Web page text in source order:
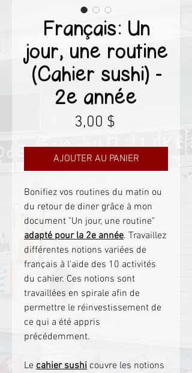
Français: Un
jour, une routine
(Cahier sushi) -
2e année
3,00 $Prix
AJOUTER AU PANIER
Bonifiez vos routines du matin ou
du retour de diner grâce à mon
document "Un jour, une routine"
adapté pour la 2e année. Travaillez
différentes notions variées de
français à l'aide des 10 activités
du cahier. Ces notions sont
travaillées en spirale afin de
permettre le réinvestissement de
ce qui a été appris
précédemment.
Le cahier sushi couvre les notions